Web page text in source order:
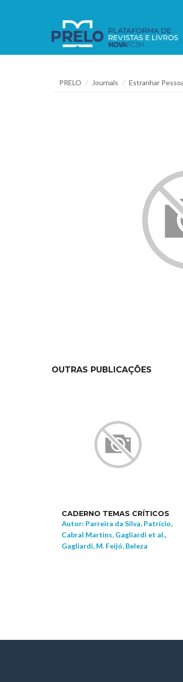
PRELO Journals Estranhar
OUTRAS PUBLICAÇÕES
CADERNO TEMAS CRÍTICOS
Autor: Parreira da Silva, Patrício,
Cabral Martins, Gagliardi et al.,
Gagliardi, M. Feijó, Beleza